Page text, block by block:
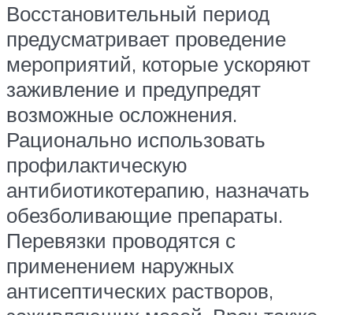
Восстановительный период
предусматривает проведение
мероприятий, которые ускоряют
заживление и предупредят
возможные осложнения.
Рационально использовать
профилактическую
антибиотикотерапию, назначать
обезболивающие препараты.
Перевязки проводятся с
применением наружных
антисептических растворов,